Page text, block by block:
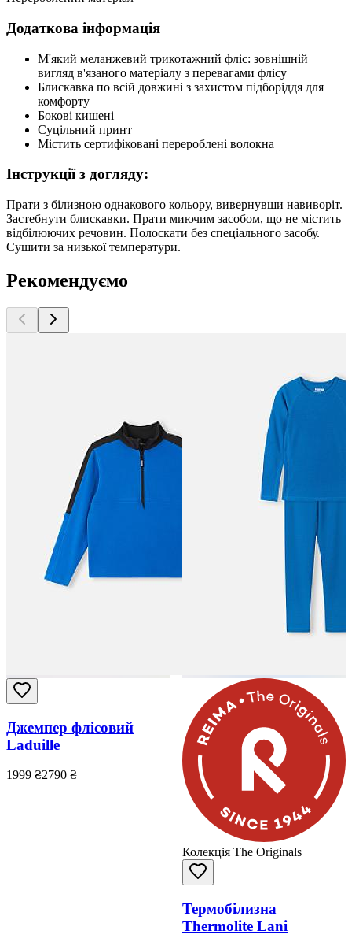
Додаткова інформація
М'який меланжевий трикотажний фліс: зовнішній
вигляд в'язаного матеріалу з перевагами флісу
Блискавка по всій довжині з захистом підборіддя для
комфорту
Бокові кишені
Суцільний принт
Містить сертифіковані перероблені волокна
Інструкції з догляду:
Прати з білизною однакового кольору, вивернувши навиворіт.
Застебнути блискавки. Прати миючим засобом, що не містить
відбілюючих речовин. Полоскати без спеціального засобу.
Сушити за низької температури.
Рекомендуємо
Джемпер флісовий
Laduille
1999 ₴2790 ₴
Колекція The Originals
Термобілизна
Thermolite Lani